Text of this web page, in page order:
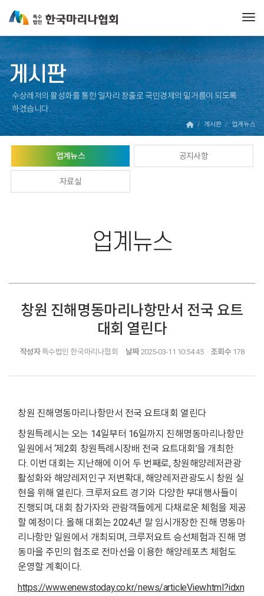
게시판
수상레저의 활성화를 통한 일자리 창출로 국민경제의 밑거름이 되도록
하겠습니다.
게시판 업계뉴스
업계뉴스 공지사항
자료실
업계뉴스
창원 진해명동마리나항만서 전국 요트
대회 열린다
작성자특수법인 한국마리나협회 날짜 2025-03-11 10:54:45 조회수 178
창원 진해명동마리나항만서 전국 요트대회 열린다
창원특례시는 오는 14일부터 16일까지 진해명동마리나항만
일원에서 ‘제2회 창원특례시장배 전국 요트대회’을 개최한
다. 이번 대회는 지난해에 이어 두 번째로, 창원해양레저관광
활성화와 해양레저인구 저변확대, 해양레저관광도시 창원 실
현을 위해 열린다. 크루저요트 경기와 다양한 부대행사들이
진행되며, 대회 참가자와 관람객들에게 다채로운 체험을 제공
할 예정이다. 올해 대회는 2024년 말 임시개장한 진해 명동마
리나항만 일원에서 개최되며, 크루저요트 승선체험과 진해 명
동마을 주민의 협조로 전마선을 이용한 해양레포츠 체험도
운영할 계획이다.
https://www.enewstoday.co.kr/news/articleView.html?idxn